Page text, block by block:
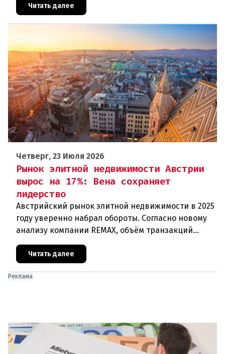
мошенники нашли но
Читать далее
Четверг, 23 Июля 2026
Рынок элитной недвижимости Австрии
вырос на 17%: Вена сохраняет
лидерство
Австрийский рынок элитной недвижимости в 2025
году уверенно набрал обороты. Согласно новому
анализу компании REMAX, объём транзакций
достиг 3,36 миллиарда евро, что на 17,1% больше,
чем годом ранее. О
Читать далее
Реклама